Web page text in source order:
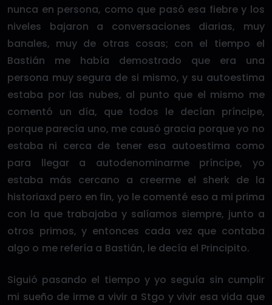
nunca en persona, como que pasó esa fiebre y los
niveles bajaron a conversaciones diarias, muy
banales, muy de otras cosas; con el tiempo el
Bastián me había demostrado que era una
persona muy segura de si mismo, y su autoestima
estaba por las nubes, al punto que el mismo me
comentó un día, que todos le decían príncipe,
porque parecía uno, me causó gracia porque yo no
estaba ni cerca de tener esa autoestima como
para llegar a autodenominarme príncipe, yo
estaba más cercano a creerme el sherk de la
historiaxd pero en fin, yo le comenté eso a mi prima
con la que trabajaba y salíamos siempre, junto a
otros primos, y entonces cada vez que contaba
algo o me refería a Bastián, le decía el Principito.
Siguió pasando el tiempo y yo seguía sin cumplir
mi sueño de irme a vivir a Stgo y vivir esa vida que